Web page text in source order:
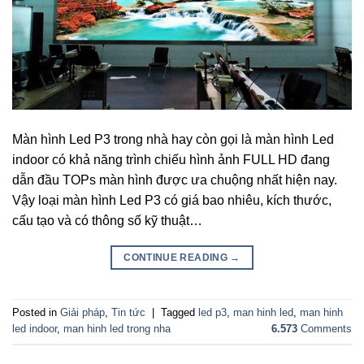
Màn hình Led P3 trong nhà hay còn gọi là màn hình Led
indoor có khả năng trình chiếu hình ảnh FULL HD đang
dẫn đầu TOPs màn hình được ưa chuộng nhất hiện nay.
Vậy loại màn hình Led P3 có giá bao nhiêu, kích thước,
cấu tạo và có thông số kỹ thuật…
CONTINUE READING →
Posted in Giải pháp, Tin tức Tagged led p3, man hinh led, man hinh
led indoor, man hinh led trong nha 6.573 Comments